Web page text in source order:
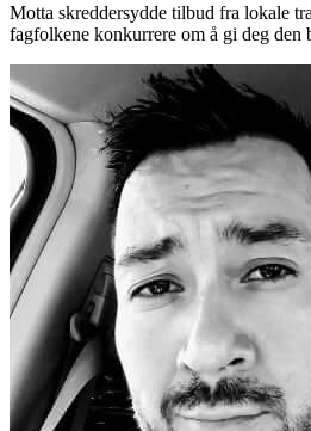
Motta skreddersydde tilbud fra lokale
fagfolkene konkurrere om å gi deg den